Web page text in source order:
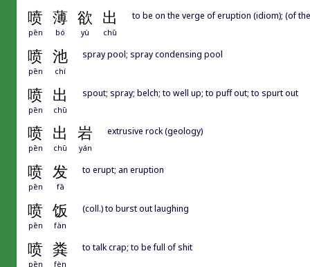
喷 薄 欲 出
pēn bó yù chū
to be on the verge of eruption (idiom); (of
喷 池
pēn chí
spray pool; spray condensing pool
喷 出
pēn chū
spout; spray; belch; to well up; to puff out; to spurt out
喷 出 岩
pēn chū yán
extrusive rock (geology)
喷 发
pēn fā
to erupt; an eruption
喷 饭
pēn fàn
(coll.) to burst out laughing
喷 粪
pēn fèn
to talk crap; to be full of shit